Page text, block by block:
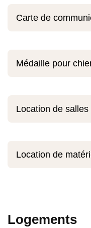
Carte de
Médaille pour
Location de salles
Location de
Logements